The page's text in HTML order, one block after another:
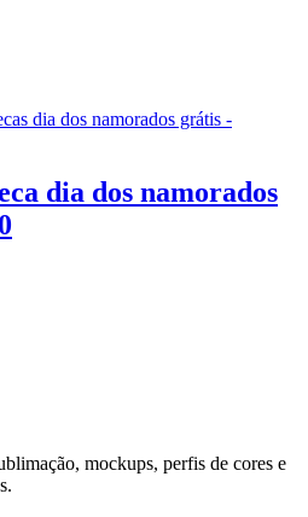
dia dos namorados
mockups, perfis de cores e